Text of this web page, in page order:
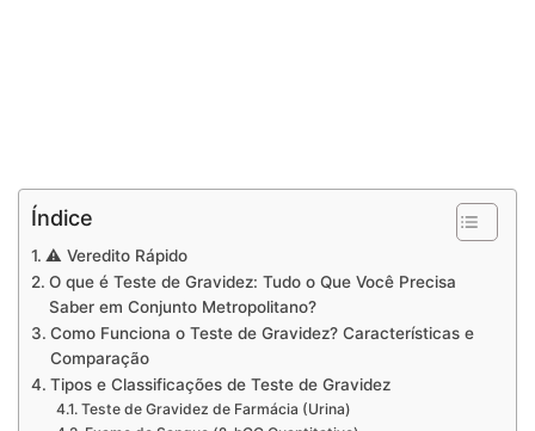
Índice
⚠ Veredito Rápido
O que é Teste de Gravidez: Tudo o Que Você Precisa
Saber em Conjunto Metropolitano?
Como Funciona o Teste de Gravidez? Características e
Comparação
Tipos e Classificações de Teste de Gravidez
Teste de Gravidez de Farmácia (Urina)